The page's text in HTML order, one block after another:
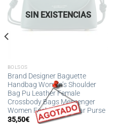
SIN EXISTENCIAS
BOLSOS
Brand Designer Baguette
Handbag Women’s Shoulder
Bag Pu Leather Female
Crossbody Bags Messenger
Women Fashion Underar Purse
35,50€